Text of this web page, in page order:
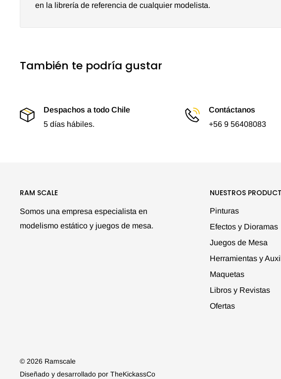
en la librería de referencia de cualquier modelista.
También te podría gustar
Despachos a todo Chile
5 días hábiles.
Contáctanos
+56 9 56408083
RAM SCALE
Somos una empresa especialista en
modelismo estático y juegos de mesa.
NUESTROS
Pinturas
Efectos y Dioramas
Juegos de Mesa
Herramientas y
Maquetas
Libros y Revistas
Ofertas
© 2026 Ramscale
Diseñado y desarrollado por TheKickassCo